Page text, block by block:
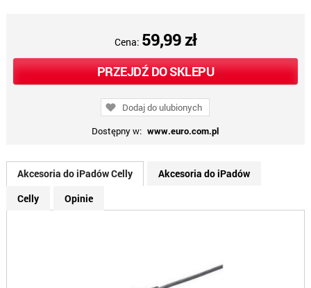
Cena: 59,99 zł
PRZEJDŹ DO SKLEPU
Dodaj do ulubionych
Dostępny w: www.euro.com.pl
Akcesoria do iPadów Celly
Akcesoria do iPadów
Celly
Opinie